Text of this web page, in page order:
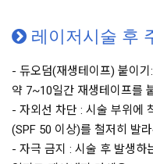
레이저시술 후
- 듀오덤(재생테이프) 붙이
약 7~10일간 재생테이프를
- 자외선 차단 : 시술 부위에
(SPF 50 이상)를 철저히 발
- 자극 금지 : 시술 후 발생하